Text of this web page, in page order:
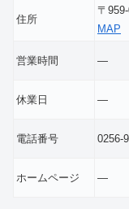
住所
〒
MAP
営業時間 ―
休業日 ―
電話番号 0256-
ホームページ ―